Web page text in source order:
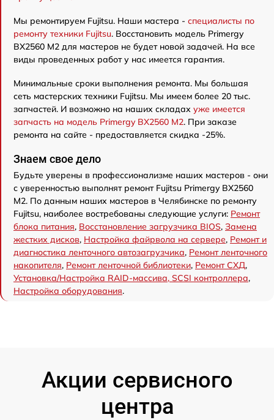
Мы ремонтируем Fujitsu. Наши мастера - специалисты по
ремонту техники Fujitsu. Восстановить модель Primergy
BX2560 M2 для мастеров не будет новой задачей. На все
виды проведенных работ у нас имеется гарантия.
Минимальные сроки выполнения ремонта. Мы большая
сеть мастерских техники Fujitsu. Мы имеем более 20 тыс.
запчастей. И возможно на наших складах уже имеется
запчасть на модель Primergy BX2560 M2. При заказе
ремонта на сайте - предоставляется скидка -25%.
Знаем свое дело
Будьте уверены в профессионализме наших мастеров - они
с уверенностью выполнят ремонт Fujitsu Primergy BX2560
M2. По данным наших мастеров в Челябинске по ремонту
Fujitsu, наиболее востребованы следующие услуги: Ремонт
блока питания, Восстановление загрузчика BIOS, Замена
жестких дисков, Настройка файрвола на сервере, Ремонт и
диагностика ленточного автозагрузчика, Ремонт ленточного
накопителя, Ремонт ленточной библиотеки, Ремонт СХД,
Установка/Настройка RAID-массива, SCSI контроллера,
Настройка оборудования.
Акции сервисного
центра